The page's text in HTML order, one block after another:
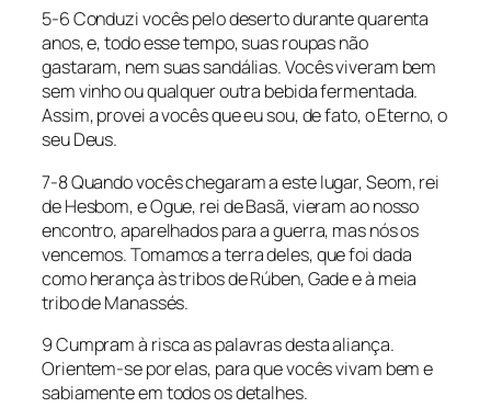
5-6 Conduzi vocês pelo deserto durante quarenta
anos, e, todo esse tempo, suas roupas não
gastaram, nem suas sandálias. Vocês viveram bem
sem vinho ou qualquer outra bebida fermentada.
Assim, provei a vocês que eu sou, de fato, o Eterno, o
seu Deus.
7-8 Quando vocês chegaram a este lugar, Seom, rei
de Hesbom, e Ogue, rei de Basã, vieram ao nosso
encontro, aparelhados para a guerra, mas nós os
vencemos. Tomamos a terra deles, que foi dada
como herança às tribos de Rúben, Gade e à meia
tribo de Manassés.
9 Cumpram à risca as palavras desta aliança.
Orientem-se por elas, para que vocês vivam bem e
sabiamente em todos os detalhes.